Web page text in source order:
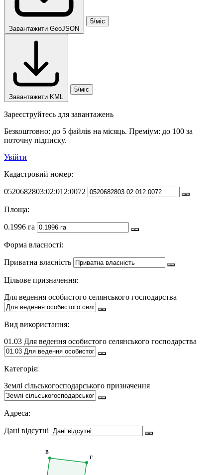
Завантажити GeoJSON
5/міс
Завантажити KML
5/міс
Зареєструйтесь для завантажень
Безкоштовно: до 5 файлів на місяць. Преміум: до 100 за
поточну підписку.
Увійти
Кадастровий номер:
0520682803:02:012:0072
Площа:
0.1996 га
Форма власності:
Приватна власність
Цільове призначення:
Для ведення особистого селянського господарства
Вид використання:
01.03 Для ведення особистого селянського господарства
Категорія:
Землі сільськогосподарського призначення
Адреса:
Дані відсутні
В
Г